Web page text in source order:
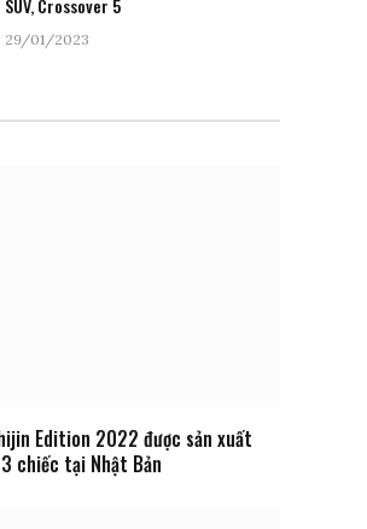
SUV, Crossover 5
29/01/2023
Edition 2022 được sản xuất
chiếc tại Nhật Bản